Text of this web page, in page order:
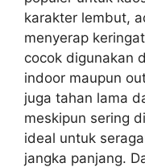
karakter lembut,
menyerap
cocok digunakan
indoor maupun
juga tahan lama
meskipun sering
ideal untuk
jangka panjang.